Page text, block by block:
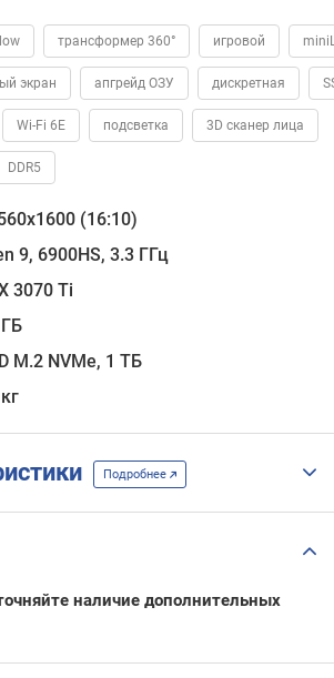
трансформер 360° игровой
экран апгрейд ОЗУ дискретная
Wi-Fi 6E подсветка 3D сканер лица
DDR5
(16:10)
9, 6900HS, 3.3 ГГц
3070 Ti
M.2 NVMe, 1 ТБ
Подробнее
наличие дополнительных